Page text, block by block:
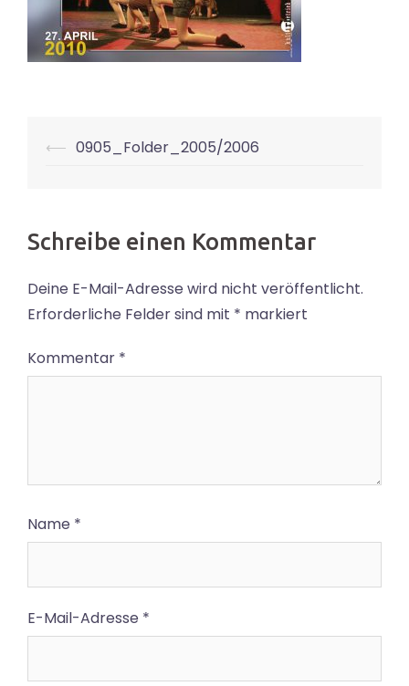
Beitrags-
⟵ 0905_Folder_2005/2006
Schreibe einen Kommentar
Deine E-Mail-Adresse wird nicht veröffentlicht.
Erforderliche Felder sind mit * markiert
Kommentar *
Name *
E-Mail-Adresse *